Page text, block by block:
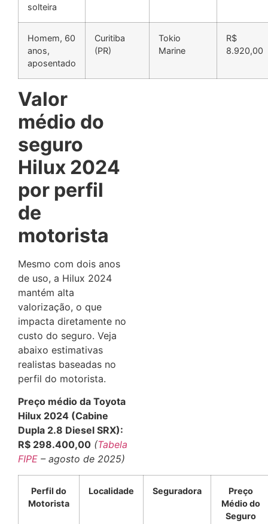
solteira
Homem, 60
anos,
aposentado
Curitiba
(PR)
Tokio
Marine
R$
8.920,00
Valor
médio do
seguro
Hilux 2024
por perfil
de
motorista
Mesmo com dois anos
de uso, a Hilux 2024
mantém alta
valorização, o que
impacta diretamente no
custo do seguro. Veja
abaixo estimativas
realistas baseadas no
perfil do motorista.
Preço médio da Toyota
Hilux 2024 (Cabine
Dupla 2.8 Diesel SRX):
R$ 298.400,00 (Tabela
FIPE – agosto de 2025)
Perfil do
Motorista
Localidade Seguradora
Preço
Médio do
Seguro